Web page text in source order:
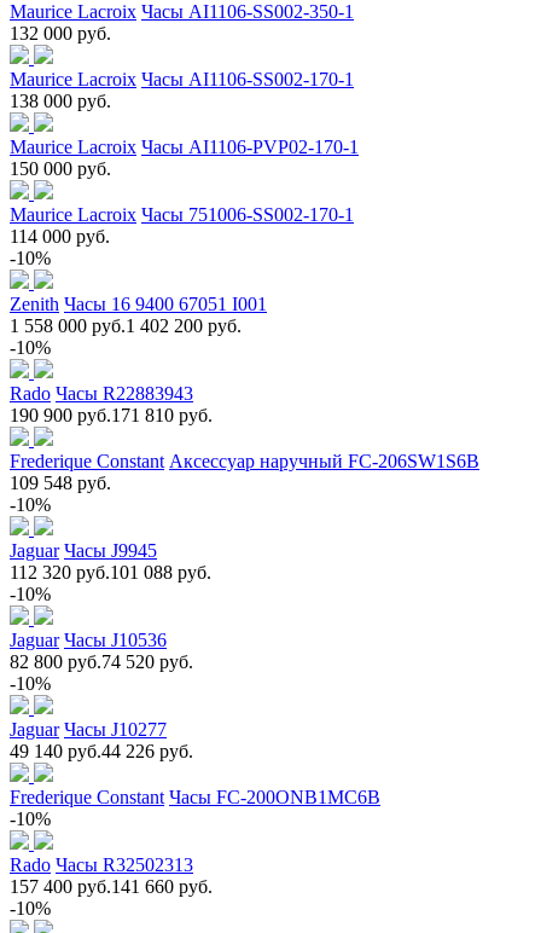
Maurice Lacroix Часы AI1106-SS002-350-1
132 000 руб.
Maurice Lacroix Часы AI1106-SS002-170-1
138 000 руб.
Maurice Lacroix Часы AI1106-PVP02-170-1
150 000 руб.
Maurice Lacroix Часы 751006-SS002-170-1
114 000 руб.
-10%
Zenith Часы 16 9400 67051 I001
1 558 000 руб.1 402 200 руб.
-10%
Rado Часы R22883943
190 900 руб.171 810 руб.
Frederique Constant Аксессуар наручный FC-206SW1S6B
109 548 руб.
-10%
Jaguar Часы J9945
112 320 руб.101 088 руб.
-10%
Jaguar Часы J10536
82 800 руб.74 520 руб.
-10%
Jaguar Часы J10277
49 140 руб.44 226 руб.
Frederique Constant Часы FC-200ONB1MC6B
-10%
Rado Часы R32502313
157 400 руб.141 660 руб.
-10%